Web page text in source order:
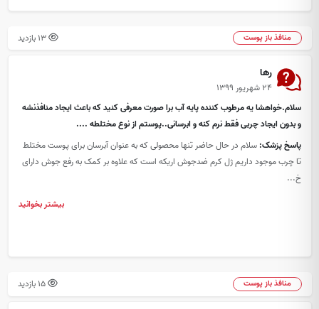
منافذ باز پوست 13 بازدید
رها
۲۴ شهریور ۱۳۹۹
سلام.خواهشا یه مرطوب کننده پایه آب برا صورت معرفی کنید که باعث ایجاد منافذنشه
و بدون ایجاد چربی فقط نرم کنه و ابرسانی..پوستم از نوع مختلطه ....
پاسخ پزشک: سلام در حال حاضر تنها محصولی که به عنوان آبرسان برای پوست مختلط
تا چرب موجود داریم ژل کرم ضدجوش اریکه است که علاوه بر کمک به رفع جوش دارای
خ...
بیشتر بخوانید
منافذ باز پوست 15 بازدید